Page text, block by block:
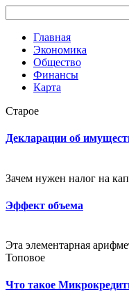
Главная
Экономика
Общество
Финансы
Карта
Старое
Декларации об
Зачем нужен налог на
Эффект объема
Эта элементарная
Топовое
Что такое